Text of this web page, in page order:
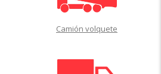
Camión volquete